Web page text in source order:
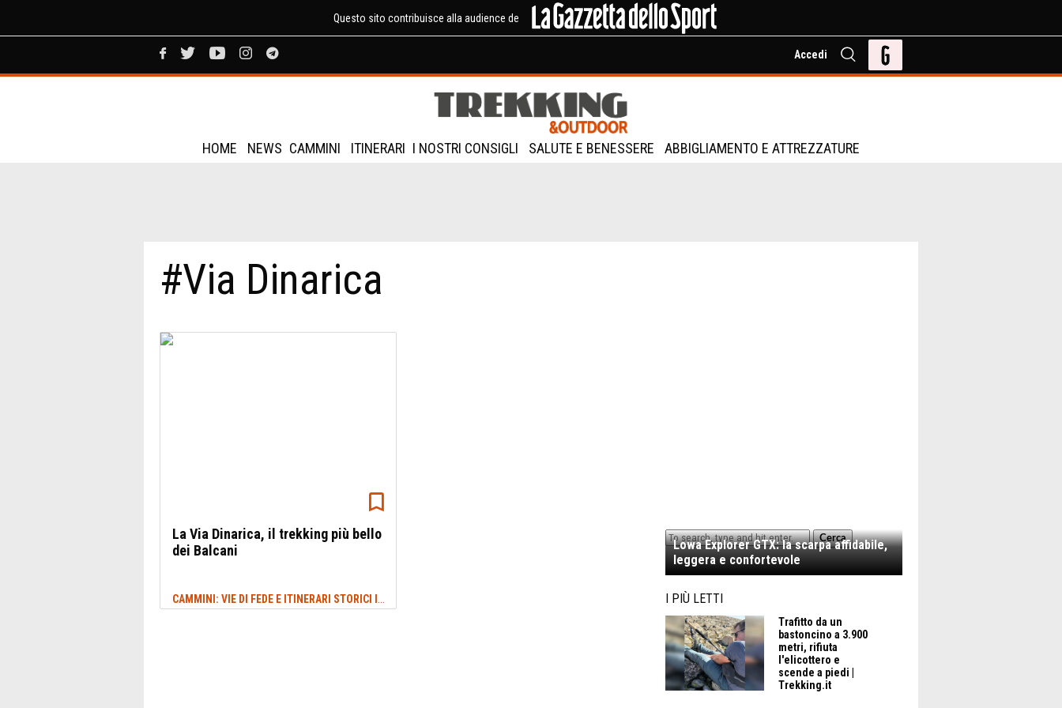
Questo sito contribuisce alla audience de
Accedi
HOME NEWS CAMMINI ITINERARI I NOSTRI CONSIGLI SALUTE E BENESSERE ABBIGLIAMENTO E ATTREZZATURE
#Via Dinarica
La Via Dinarica, il trekking più bello
dei Balcani
CAMMINI: VIE DI FEDE E ITINERARI STORICI IN ITALIA E NEL MONDO
Cerca
Lowa Explorer GTX: la scarpa affidabile,
leggera e confortevole
I PIÙ LETTI
Trafitto da un
bastoncino a 3.900
metri, rifiuta
l'elicottero e
scende a piedi |
Trekking.it